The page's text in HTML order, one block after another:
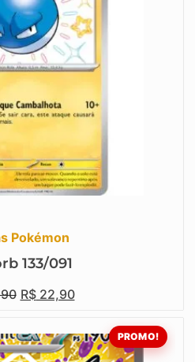
Pokémon
133/091
R$22,90
PROMO!